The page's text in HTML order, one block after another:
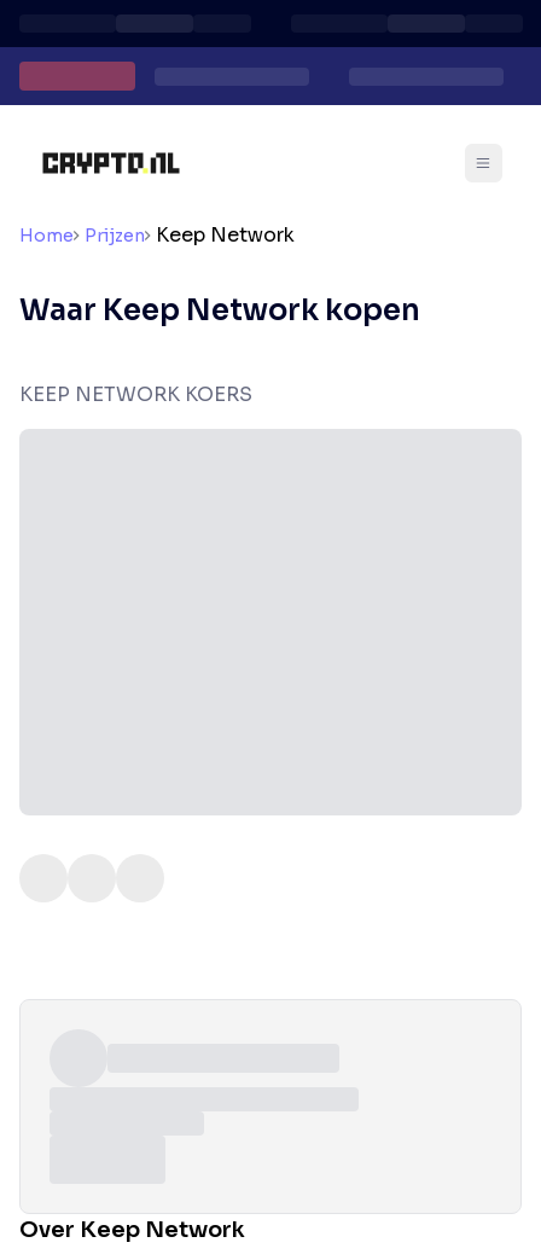
Home Prijzen Keep Network
Waar Keep Network kopen
KEEP NETWORK KOERS
Over Keep Network